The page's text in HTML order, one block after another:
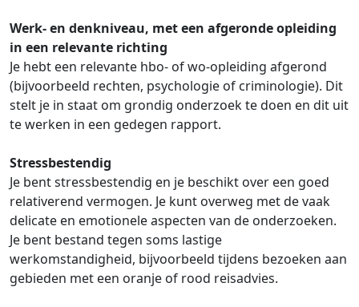
Werk- en denkniveau, met een afgeronde opleiding
in een relevante richting
Je hebt een relevante hbo- of wo-opleiding afgerond
(bijvoorbeeld rechten, psychologie of criminologie). Dit
stelt je in staat om grondig onderzoek te doen en dit uit
te werken in een gedegen rapport.
Stressbestendig
Je bent stressbestendig en je beschikt over een goed
relativerend vermogen. Je kunt overweg met de vaak
delicate en emotionele aspecten van de onderzoeken.
Je bent bestand tegen soms lastige
werkomstandigheid, bijvoorbeeld tijdens bezoeken aan
gebieden met een oranje of rood reisadvies.